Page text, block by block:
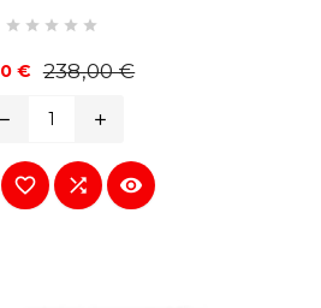
    
€ 238,00 €
remove add
  